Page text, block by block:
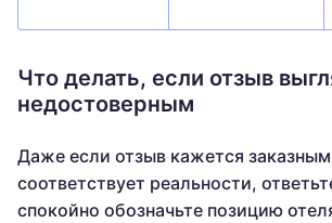
Что делать, если отзыв
недостоверным
Даже если отзыв кажется
соответствует реальности,
спокойно обозначьте позицию